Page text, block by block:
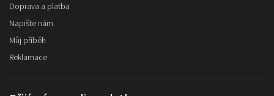
Doprava a platba
Napište nám
Můj příběh
Reklamace